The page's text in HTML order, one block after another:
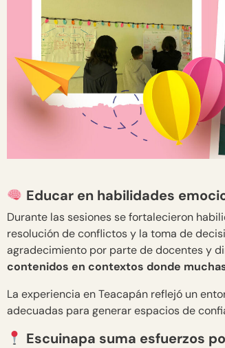
Educar en habilidades
Durante las sesiones se fortalecieron
resolución de conflictos y la toma de
agradecimiento por parte de docentes y
contenidos en contextos donde
La experiencia en Teacapán reflejó un
adecuadas para generar espacios de
Escuinapa suma esfuerzos